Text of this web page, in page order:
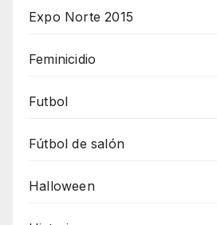
Expo Norte 2015
Feminicidio
Futbol
Fútbol de salón
Halloween